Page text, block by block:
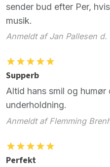
sender bud efter Per,
musik.
Anmeldt af Jan Pallesen d.
Supperb
Altid hans smil og
underholdning.
Anmeldt af Flemming
Perfekt